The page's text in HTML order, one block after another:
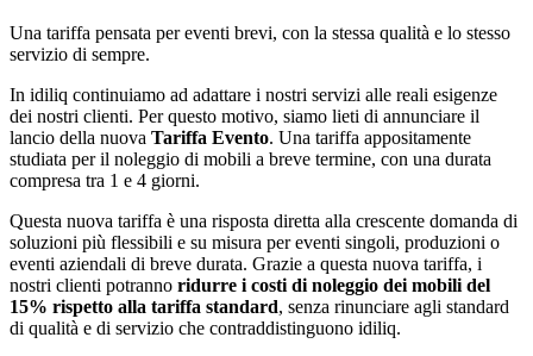
Una tariffa pensata per eventi brevi, con la stessa qualità e lo stesso
servizio di sempre.
In idiliq continuiamo ad adattare i nostri servizi alle reali esigenze
dei nostri clienti. Per questo motivo, siamo lieti di annunciare il
lancio della nuova Tariffa Evento. Una tariffa appositamente
studiata per il noleggio di mobili a breve termine, con una durata
compresa tra 1 e 4 giorni.
Questa nuova tariffa è una risposta diretta alla crescente domanda di
soluzioni più flessibili e su misura per eventi singoli, produzioni o
eventi aziendali di breve durata. Grazie a questa nuova tariffa, i
nostri clienti potranno ridurre i costi di noleggio dei mobili del
15% rispetto alla tariffa standard, senza rinunciare agli standard
di qualità e di servizio che contraddistinguono idiliq.